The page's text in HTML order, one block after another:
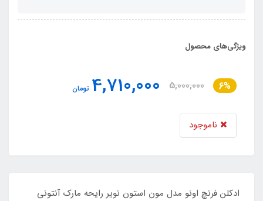
ویژگی‌های محصول
6%
5,000,000
4,710,000 تومان
ناموجود
ادکلن فرنچ اونو مدل مون استون نویر رایحه مارک آنتونی